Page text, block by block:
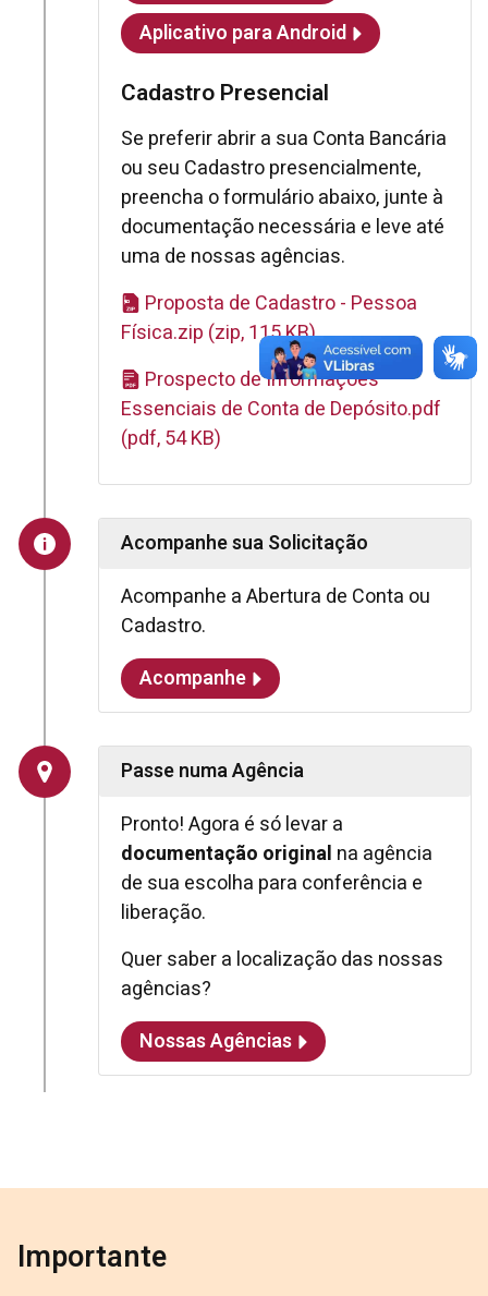
Aplicativo para Android
Cadastro Presencial
Se preferir abrir a sua Conta Bancária
ou seu Cadastro presencialmente,
preencha o formulário abaixo, junte à
documentação necessária e leve até
uma de nossas agências.
Proposta de Cadastro - Pessoa
Física.zip (zip, 115 KB)
Prospecto de Informações
Essenciais de Conta de Depósito.pdf
(pdf, 54 KB)
Acompanhe sua Solicitação
Acompanhe a Abertura de Conta ou
Cadastro.
Acompanhe
Passe numa Agência
Pronto! Agora é só levar a
documentação original na agência
de sua escolha para conferência e
liberação.
Quer saber a localização das nossas
agências?
Nossas Agências
Importante